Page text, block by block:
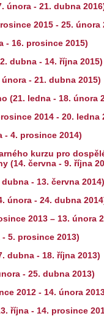
února - 21. dubna
2015 - 25. února
- 16. prosince 2015)
dubna - 14. října 2015)
- 21. dubna 2015)
(21. ledna - 18. února
2014 - 20. ledna
- 4. prosince 2014)
kurzu pro
(14. června - 9. října
- 13. června 2014)
února - 24. dubna
2013 – 13. února
5. prosince 2013)
dubna - 18. října 2013)
- 25. dubna 2013)
2012 - 14. února
října - 14. prosince